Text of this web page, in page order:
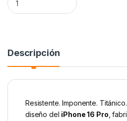
Descripción
Resistente. Imponente.
diseño del iPhone 16 Pro ,